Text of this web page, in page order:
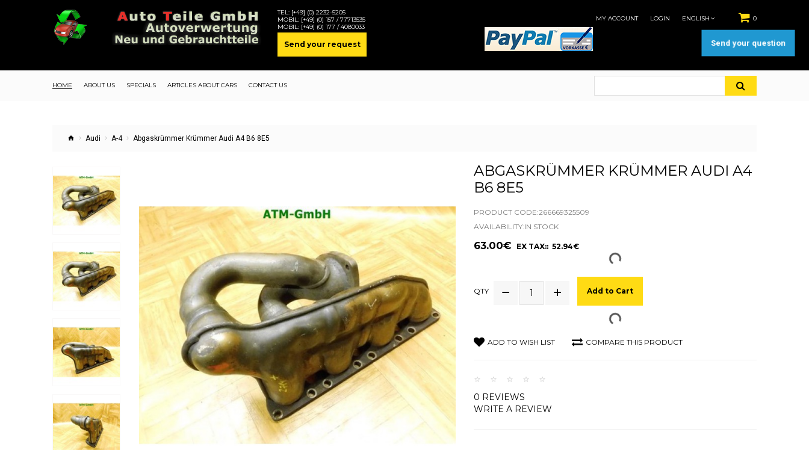
TEL: [+49] (0) 2232-5205
MOBIL: [+49] (0) 157 / 77713535
MOBIL: [+49] (0) 177 / 4080033
Send your request
0
MY ACCOUNT LOGIN ENGLISH
HOME ABOUT US SPECIALS ARTICLES ABOUT CARS CONTACT US
Audi A-4 Abgaskrümmer Krümmer Audi A4 B6 8E5
ABGASKRÜMMER KRÜMMER AUDI A4
B6 8E5
PRODUCT CODE:266669325509
AVAILABILITY:IN STOCK
63.00€ EX TAX:: 52.94€
QTY Add to Cart
ADD TO WISH LIST COMPARE THIS PRODUCT
0 REVIEWS
WRITE A REVIEW
Send your question